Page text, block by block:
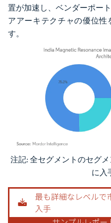
置が加速し、ベンダーポー
アアーキテクチャの優位性
す。
画像 © Mordor Intelligence。再利用
注記: 全セグメントのセグ
に入